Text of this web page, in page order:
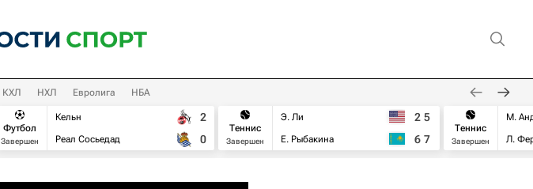
КХЛ НХЛ Евролига НБА
Футбол
Завершен
Кельн
Реал Сосьедад
2
0
Теннис
Завершен
Э. Ли
Е. Рыбакина
2 5
6 7
Теннис
Завершен
М.
Л.